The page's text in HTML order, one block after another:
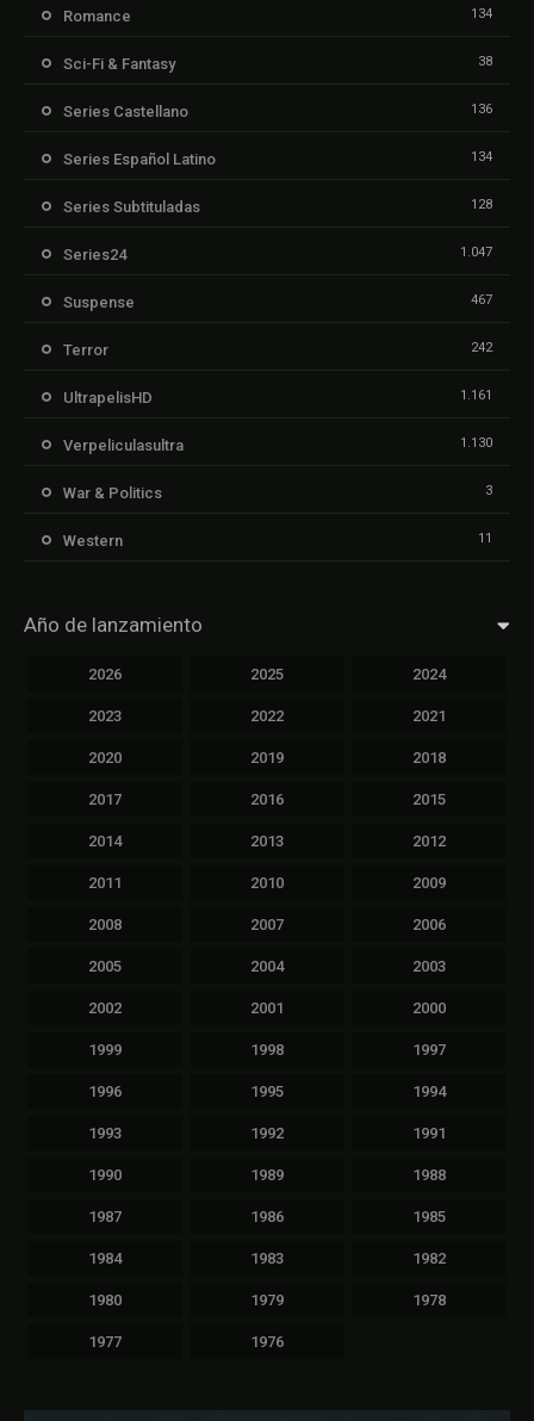
Romance 134
Sci-Fi & Fantasy 38
Series Castellano 136
Series Español Latino 134
Series Subtituladas 128
Series24 1.047
Suspense 467
Terror 242
UltrapelisHD 1.161
Verpeliculasultra 1.130
War & Politics 3
Western 11
Año de lanzamiento
2026 2025 2024
2023 2022 2021
2020 2019 2018
2017 2016 2015
2014 2013 2012
2011 2010 2009
2008 2007 2006
2005 2004 2003
2002 2001 2000
1999 1998 1997
1996 1995 1994
1993 1992 1991
1990 1989 1988
1987 1986 1985
1984 1983 1982
1980 1979 1978
1977 1976